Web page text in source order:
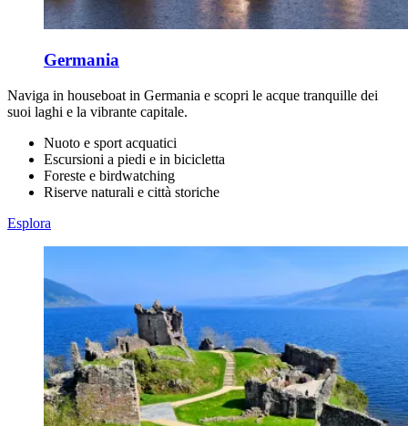
Germania
Naviga in houseboat in Germania e scopri le acque tranquille dei
suoi laghi e la vibrante capitale.
Nuoto e sport acquatici
Escursioni a piedi e in bicicletta
Foreste e birdwatching
Riserve naturali e città storiche
Esplora